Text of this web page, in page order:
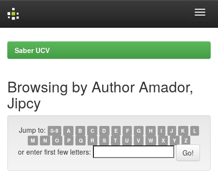
navigationSaber UCV
Browsing by Author Amador,
Jipcy
Jump to: 0-9 A B C D E F G H I J K
L
M
N O P Q R S T U V W X Y Z
or enter first few letters: